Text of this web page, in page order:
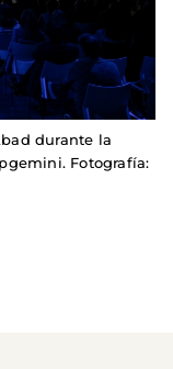
durante la
Fotografía: